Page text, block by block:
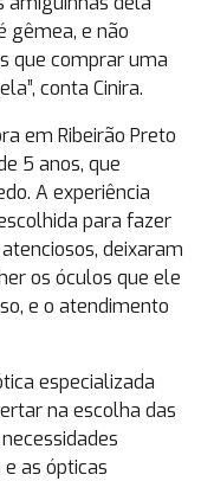
gêmea, e não
que comprar uma
conta Cinira.
em Ribeirão Preto
5 anos, que
A experiência
para fazer
deixaram
os óculos que ele
e o atendimento
especializada
na escolha das
as ópticas